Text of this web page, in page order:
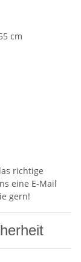
cm
richtige
eine E-Mail
gern!